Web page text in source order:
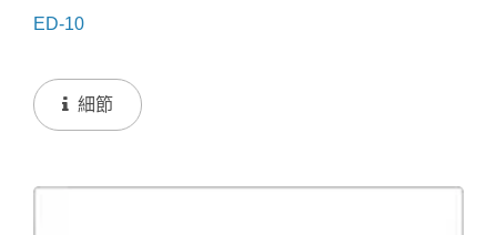
ED-10
細節